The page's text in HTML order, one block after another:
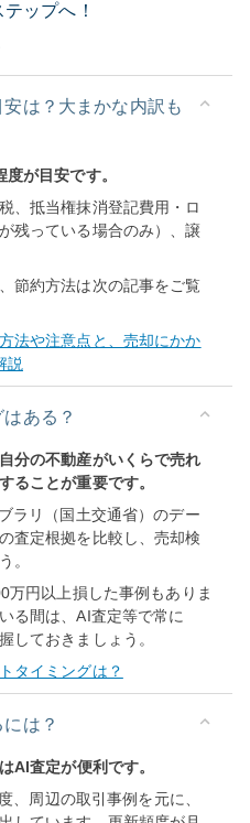
ップへ！
は？大まかな内訳も
が目安です。
、抵当権抹消登記費用・ロ
残っている場合のみ）、譲
節約方法は次の記事をご覧
法や注意点と、売却にかか
説
ある？
分の不動産がいくらで売れ
ることが重要です。
ラリ（国土交通省）のデー
査定根拠を比較し、売却検
。
万円以上損した事例もありま
る間は、AI査定等で常に
しておきましょう。
タイミングは？
は？
AI査定が便利です。
、周辺の取引事例を元に、